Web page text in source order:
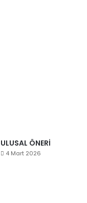
ULUSAL ÖNERİ
4 Mart 2026